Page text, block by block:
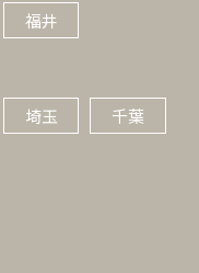
福井
埼玉 千葉